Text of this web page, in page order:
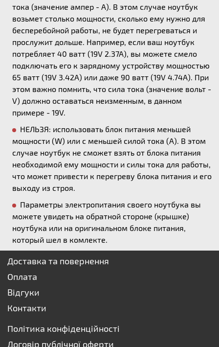
тока (значение ампер - А). В этом случае ноутбук
возьмет столько мощности, сколько ему нужно для
бесперебойной работы, не будет перегреваться и
прослужит дольше. Например, если ваш ноутбук
потребляет 40 ватт (19V 2.37A), вы можете смело
подключать его к зарядному устройству мощностью
65 ватт (19V 3.42A) или даже 90 ватт (19V 4.74A). При
этом важно помнить, что сила тока (значение вольт -
V) должно оставаться неизменным, в данном
примере - 19V.
НЕЛЬЗЯ: использовать блок питания меньшей
мощности (W) или с меньшей силой тока (А). В этом
случае ноутбук не сможет взять от блока питания
необходимой ему мощности и силы тока для работы,
что может привести к перегреву блока питания и его
выходу из строя.
Параметры электропитания своего ноутбука вы
можете увидеть на обратной стороне (крышке)
ноутбука или на оригинальном блоке питания,
который шел в комлекте.
Доставка та повернення
Оплата
Відгуки
Контакти
Політика конфіденційності
Договір публічної оферти